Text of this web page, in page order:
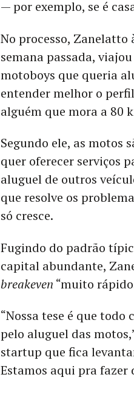
— por exemplo, se é
No processo, Zanelatto
semana passada,
motoboys que queria
entender melhor o
alguém que mora a 80
Segundo ele, as motos
quer oferecer serviços
aluguel de outros
que resolve os
só cresce.
Fugindo do padrão
capital abundante,
breakeven “muito
“Nossa tese é que
pelo aluguel das
startup que fica
Estamos aqui pra fazer